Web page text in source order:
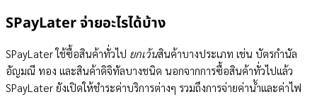
SPayLater จ่ายอะไรได้บ้าง
SPayLater ใช้ซื้อสินค้าทั่วไป ยกเว้นสินค้าบางประเภท เช่น บัตรกำนัล
อัญมณี ทอง และสินค้าดิจิทัลบางชนิด นอกจากการซื้อสินค้าทั่วไปแล้ว
SPayLater ยังเปิดให้ชำระค่าบริการต่างๆ รวมถึงการจ่ายค่าน้ำและค่าไฟ